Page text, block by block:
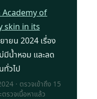
of
skin in its
ยน 2024 เรื่อง
มีน้ำหอม และลด
ทั่วไป
· ตรวจเข้าถึง 15
ตรวจเนื้อหาแล้ว